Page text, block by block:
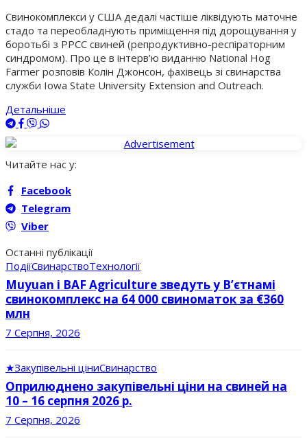
Свинокомплекси у США дедалі частіше ліквідують маточне
стадо та переобладнують приміщення під дорощування у
боротьбі з РРСС свиней (репродуктивно-респіраторним
синдромом). Про це в інтерв’ю виданню National Hog
Farmer розповів Колін Джонсон, фахівець зі свинарства
служби Iowa State University Extension and Outreach.
Детальніше
Читайте нас у:
Facebook
Telegram
Viber
Останні публікації
ПодіїСвинарствоТехнології
Muyuan і BAF Agriculture зведуть у В’єтнамі
свинокомплекс на 64 000 свиноматок за €360
млн
7 Серпня, 2026
★Закупівельні ціниСвинарство
Оприлюднено закупівельні ціни на свиней на
10 – 16 серпня 2026 р.
7 Серпня, 2026